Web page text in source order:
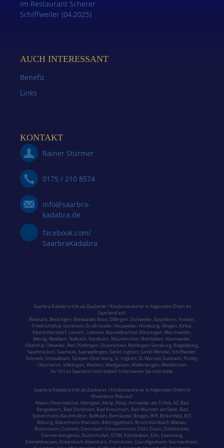
im Restaurant Scherer
Schiffweiler (04.2025)
AUCH INTERESSANT
Benefiz
Links
KONTAKT
Rainer Stürmer
0175 / 210 8574
info@saarbra-
kadabra.de
facebook.com/
SaarbraKadabra
Saarbra-Kadabra tritt als Zauberer / Kinderzauberer in folgenden Orten im
Saarland auf:
Bexbach, Beckingen, Blieskastel, Bous, Dillingen, Dudweiler, Eppelborn, Freisen,
Friedrichsthal,Gersheim,Großrosseln, Heusweiler, Homburg, Illingen, Kirkel,
Kleinblittersdorf, Lebach, Losheim, Mandelbachtal, Marpingen, Merchweiler,
Merzig, Mettlach, Nalbach, Namborn, Neunkirchen, Nohfelden, Nonnweiler,
Oberthal,Ottweiler, Perl, Püttlingen,Quierschied, Rehlingen-Siersburg, Riegelsberg,
Saarbrücken,Saarlouis,Saarwellingen,Sankt Ingbert,Sankt Wendel,Schiffweiler,
Schmelz,Schwalbach,Spiesen-Elversberg,St. Ingbert,St. Wendel,Sulzbach,Tholey,
Überherrn,Völklingen,Wadern,Wadgassen,Wallerfangen,Weiskirchen
Ihr Ort im Saarland nicht dabei? Informieren Sie mich bitte.
Saarbra-Kadabra tritt als Zauberer / Kinderzauberer in folgenden Orten in
Rheinland-Pfalzauf:
Alsens-Obermoschel,Altenglan, Altrip,Alzey, Annweiler am Trifels, AZ, Bad
Bergzabern, Bad Dürkheim, Bad Kreuznach, Bad Münster am Stein, Bad
Sobernheim, Baumholder, Bellheim, Bernkastel, Bingen, BIR, Birkenfeld, BIT,
Bitburg, Bobenheim-Roxheim, Böhl-Iggelheim, Bruchmühlbach-Miesau,
Bubenheim,Cochem, Dannstadt-Schauernheim, DAU, Daun, Deidesheim,
Donnersbergkreis, Dudenhofen, DÜW, Edenkoben, Eich, Eisenberg,
Emmelshausen, Enkenbach-Alsenborn, Freinsheim, Gau-Algesheim, Germersheim,